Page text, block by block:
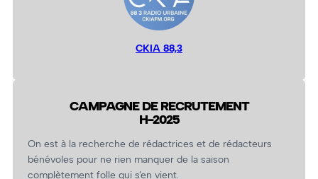
CKIA 88,3
CAMPAGNE DE RECRUTEMENT
H-2025
On est à la recherche de rédactrices et de rédacteurs
bénévoles pour ne rien manquer de la saison
complètement folle qui s’en vient.